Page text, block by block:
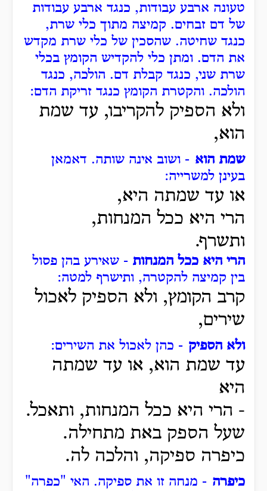
טעונה ארבע עבודות, כנגד ארבע עבודות
של דם זבחים. קמיצה מתוך כלי שרת,
כנגד שחיטה. שהסכין של כלי שרת מקדש
את הדם. ומתן כלי להקדיש הקומץ בכלי
שרת שני, כנגד קבלת דם. הולכה, כנגד
הולכה. והקטרת הקומץ כנגד זריקת הדם:
ולא הספיק להקריבו, עד שמת
הוא,
שמת הוא - ושוב אינה שותה. דאמאן
בעינן למשרייה:
או עד שמתה היא,
הרי היא ככל המנחות,
ותשרף.
הרי היא ככל המנחות - שאירע בהן פסול
בין קמיצה להקטרה, ותישרף למטה:
קרב הקומץ, ולא הספיק לאכול
שירים,
ולא הספיק - כהן לאכול את השירים:
עד שמת הוא, או עד שמתה
היא
- הרי היא ככל המנחות, ותאכל.
שעל הספק באת מתחילה.
כיפרה ספיקה, והלכה לה.
כיפרה - מנחה זו את ספיקה. האי "כפרה"